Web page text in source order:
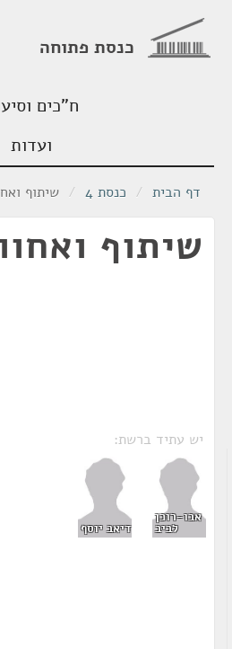
כנסת פתוחה
ח"כים
ועדות
דף הבית / כנסת 4 / שיתוף
שיתוף
יש עתיד ברשת:
אבו-רוכן
לביב דיאב יוסף